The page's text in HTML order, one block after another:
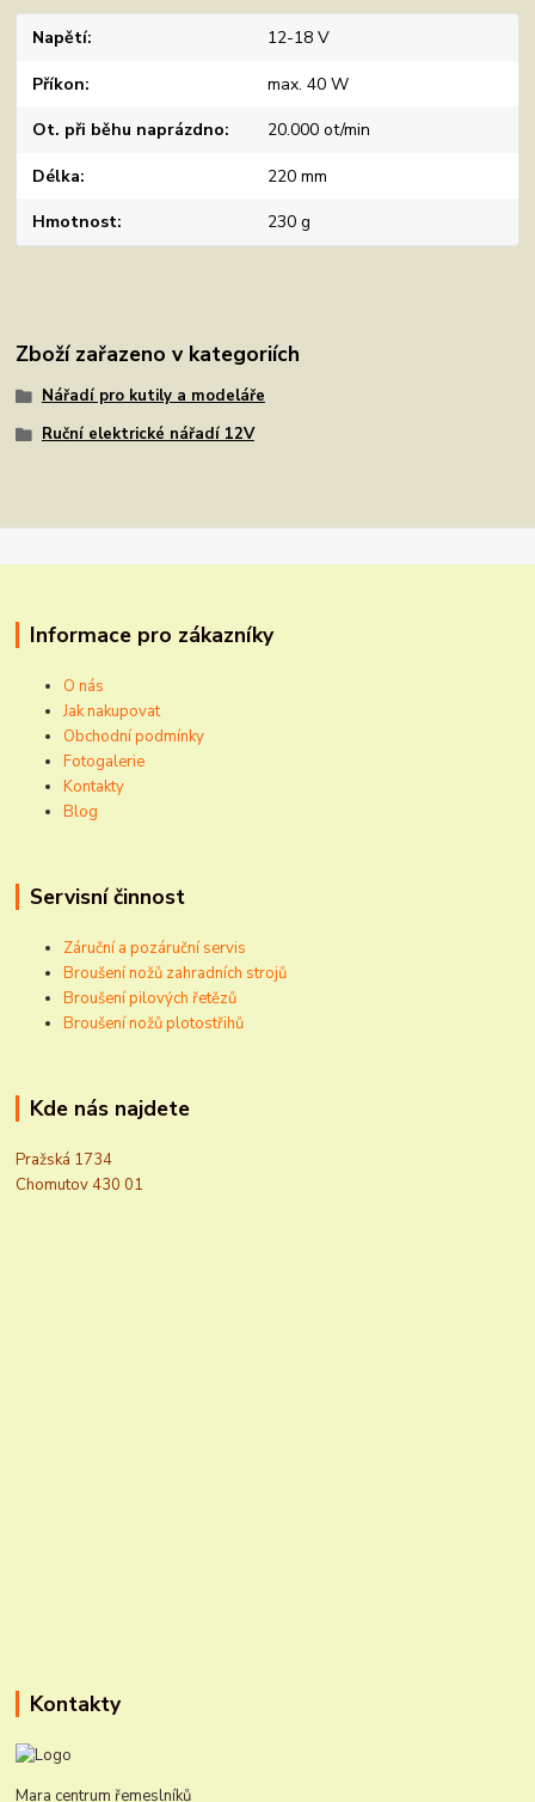
Napětí 12-18 V
Příkon max. 40 W
Ot. při běhu naprázdno 20.000 ot/min
Délka 220 mm
Hmotnost 230 g
Zboží zařazeno v kategoriích
Nářadí pro kutily a modeláře
Ruční elektrické nářadí 12V
Informace pro zákazníky
O nás
Jak nakupovat
Obchodní podmínky
Fotogalerie
Kontakty
Blog
Servisní činnost
Záruční a pozáruční servis
Broušení nožů zahradních strojů
Broušení pilových řetězů
Broušení nožů plotostřihů
Kde nás najdete
Pražská 1734
Chomutov 430 01
Kontakty
Mara centrum řemeslníků